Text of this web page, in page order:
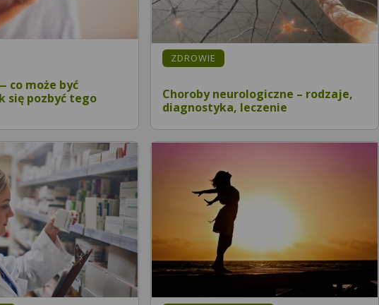
co może być
się pozbyć tego
ZDROWIE
Choroby neurologiczne – rodzaje,
diagnostyka, leczenie